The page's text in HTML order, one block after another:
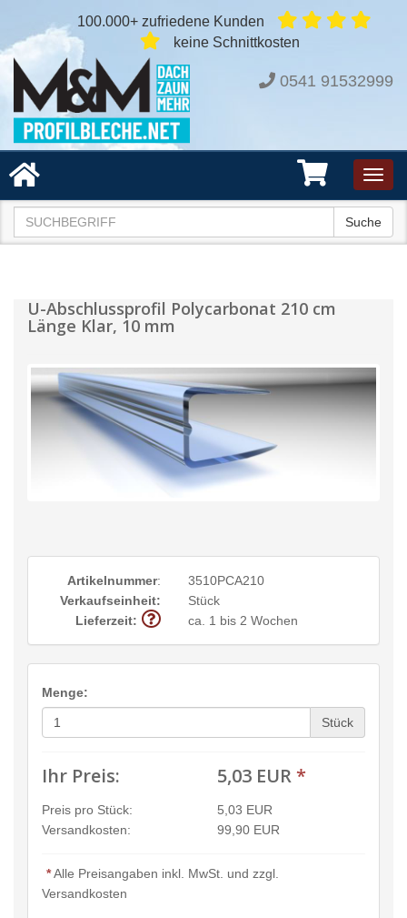
100.000+ zufriedene Kunden
keine Schnittkosten
0541 91532999
Suche
U-Abschlussprofil Polycarbonat 210 cm
Länge Klar, 10 mm
Artikelnummer:
3510PCA210
Verkaufseinheit:
Stück
Lieferzeit:
ca. 1 bis 2 Wochen
Menge:
Stück
Ihr Preis: 5,03 EUR*
Preis pro Stück:
5,03 EUR
Versandkosten:
99,90 EUR
*Alle Preisangaben inkl. MwSt. und zzgl.
Versandkosten